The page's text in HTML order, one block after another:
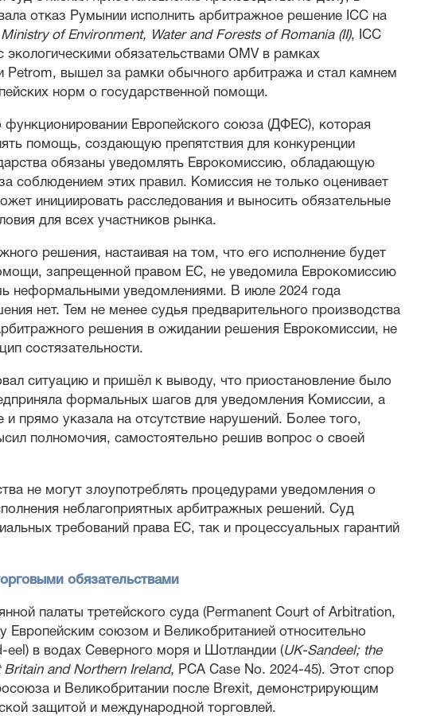
отказ Румынии исполнить арбитражное решение ICC на
of Environment, Water and Forests of Romania (II), ICC
обязательствами OMV в рамках
Petrom, вышел за рамки обычного арбитража и стал камнем
норм о государственной помощи.
функционировании Европейского союза (ДФЕС), которая
помощь, создающую препятствия для конкуренции
обязаны уведомлять Еврокомиссию, обладающую
соблюдением этих правил. Комиссия не только оценивает
инициировать расследования и выносить обязательные
для всех участников рынка.
решения, настаивая на том, что его исполнение будет
запрещенной правом ЕС, не уведомила Еврокомиссию
неформальными уведомлениями. В июле 2024 года
нет. Тем не менее судья предварительного производства
решения в ожидании решения Еврокомиссии, не
состязательности.
ситуацию и пришёл к выводу, что приостановление было
формальных шагов для уведомления Комиссии, а
прямо указала на отсутствие нарушений. Более того,
полномочия, самостоятельно решив вопрос о своей
не могут злоупотреблять процедурами уведомления о
неблагоприятных арбитражных решений. Суд
требований права ЕС, так и процессуальных гарантий
обязательствами
палаты третейского суда (Permanent Court of Arbitration,
Европейским союзом и Великобританией относительно
eel) в водах Северного моря и Шотландии (UK-Sandeel; the
and Northern Ireland, PCA Case No. 2024-45). Этот спор
и Великобритании после Brexit, демонстрирующим
защитой и международной торговлей.